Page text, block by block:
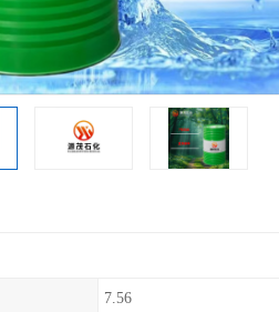
7.56